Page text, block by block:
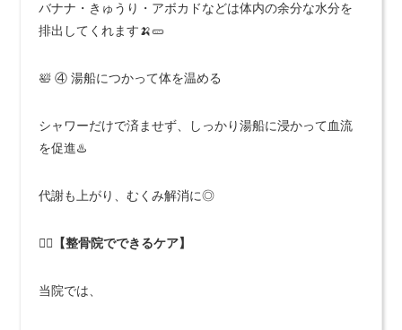
バナナ・きゅうり・アボカドなどは体内の余分な水分を
排出してくれます🍌🥒
🛀 ④ 湯船につかって体を温める
シャワーだけで済ませず、しっかり湯船に浸かって血流
を促進♨️
代謝も上がり、むくみ解消に◎
🧘‍♀️【整骨院でできるケア】
当院では、